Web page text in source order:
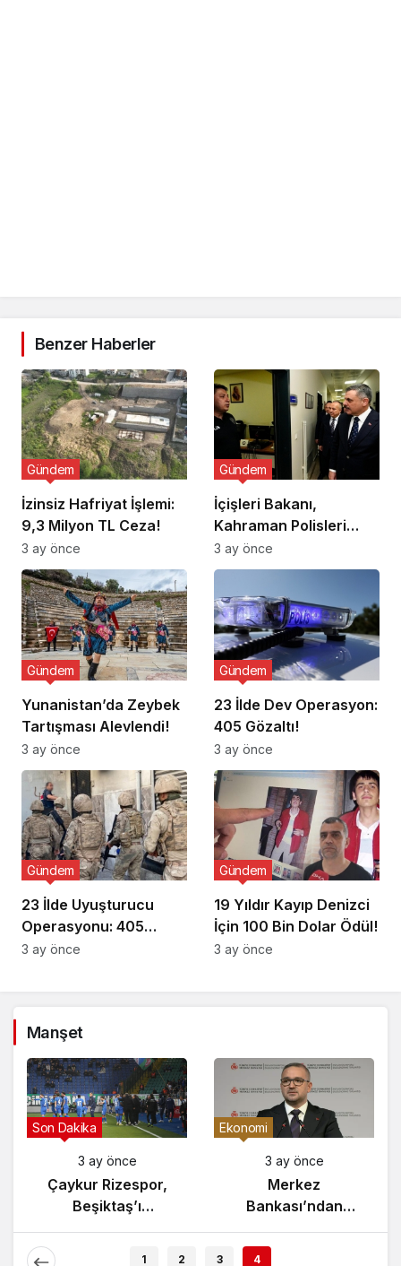
Benzer Haberler
İzinsiz Hafriyat İşlemi:
9,3 Milyon TL Ceza!
Gündem
3 ay önce
İçişleri Bakanı,
Kahraman Polisleri
Ziyaret Etti
Gündem
3 ay önce
Yunanistan’da Zeybek
Tartışması Alevlendi!
Gündem
3 ay önce
23 İlde Dev Operasyon:
405 Gözaltı!
Gündem
3 ay önce
23 İlde Uyuşturucu
Operasyonu: 405
Gözaltı!
Gündem
3 ay önce
19 Yıldır Kayıp Denizci
İçin 100 Bin Dolar Ödül!
Gündem
3 ay önce
Manşet
Son Dakika
3 ay önce
Çaykur Rizespor,
Beşiktaş’ı
Ağırlıyor!
Ekonomi
3 ay önce
Merkez
Bankası’ndan
Enflasyon Raporu
Açıklaması
1 2 3 4